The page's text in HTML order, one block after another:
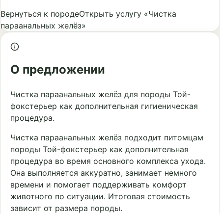
Вернуться к породеОткрыть услугу «Чистка
параанальных желёз»
О предложении
Чистка параанальных желёз для породы Той-
фокстерьер как дополнительная гигиеническая
процедура.
Чистка параанальных желёз подходит питомцам
породы Той-фокстерьер как дополнительная
процедура во время основного комплекса ухода.
Она выполняется аккуратно, занимает немного
времени и помогает поддерживать комфорт
животного по ситуации. Итоговая стоимость
зависит от размера породы.